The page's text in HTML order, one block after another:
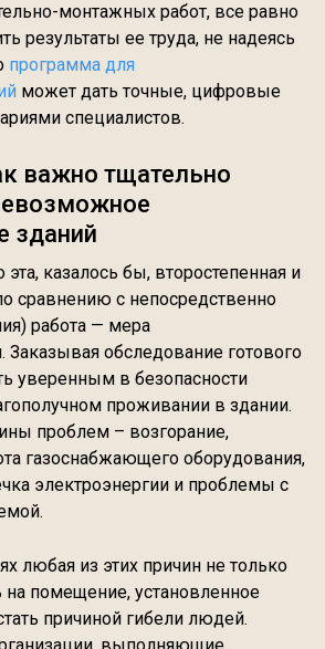
монтажных работ, все равно
результаты ее труда, не надеясь
программа для
может дать точные, цифровые
специалистов.
важно тщательно
зданий
казалось бы, второстепенная и
сравнению с непосредственно
работа — мера
Заказывая обследование готового
уверенным в безопасности
проживании в здании.
проблем – возгорание,
газоснабжающего оборудования,
электроэнергии и проблемы с
любая из этих причин не только
на помещение, установленное
причиной гибели людей.